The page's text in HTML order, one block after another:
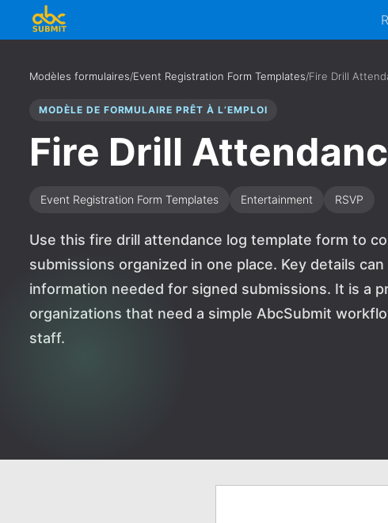
Modèles formulaires/Event Registration Form Templates/Fire Drill
MODÈLE DE FORMULAIRE PRÊT À L’EMPLOI
Fire Drill
Event Registration Form Templates Entertainment RSVP
Use this fire drill attendance log template form to
submissions organized in one place. Key details
information needed for signed submissions. It is a
organizations that need a simple AbcSubmit
staff.